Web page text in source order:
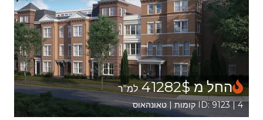
החל מ 41282$ למ"ר
ID: 9123 | 4 קומות | טאונהאוס